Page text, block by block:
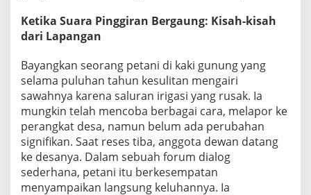
Ketika Suara Pinggiran Bergaung: Kisah-kisah
dari Lapangan
Bayangkan seorang petani di kaki gunung yang
selama puluhan tahun kesulitan mengairi
sawahnya karena saluran irigasi yang rusak. Ia
mungkin telah mencoba berbagai cara, melapor ke
perangkat desa, namun belum ada perubahan
signifikan. Saat reses tiba, anggota dewan datang
ke desanya. Dalam sebuah forum dialog
sederhana, petani itu berkesempatan
menyampaikan langsung keluhannya. Ia